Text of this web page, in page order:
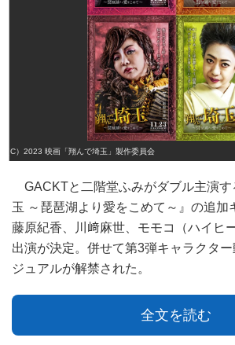
（C）2023 映画「翔んで埼玉」製作委員会
GACKTと二階堂ふみがダブル主演す
玉 ～琵琶湖より愛をこめて～』の追加
藤原紀香、川﨑麻世、モモコ（ハイヒ
出演が決定。併せて第3弾キャラクタ
ジュアルが解禁された。
全文を読む